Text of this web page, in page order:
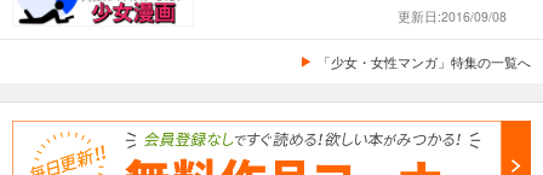
更新日:2016/09/08
「少女・女性マンガ」特集の一覧へ